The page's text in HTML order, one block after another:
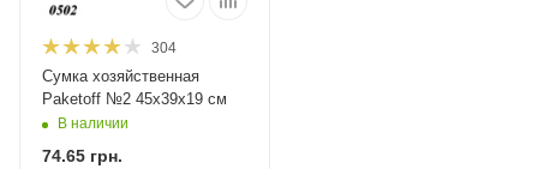
304
Сумка хозяйственная
Paketoff №2 45х39х19 см
В наличии
74.65 грн.